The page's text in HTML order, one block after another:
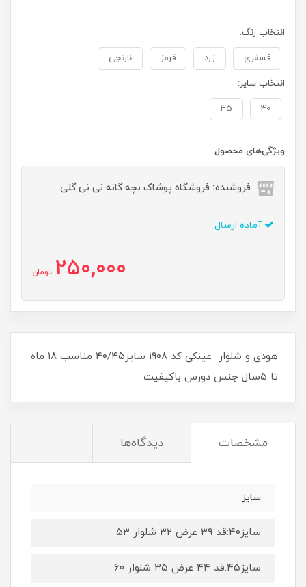
انتخاب رنگ:
فسفری زرد قرمز نارنجی
انتخاب سایز:
40
45
ویژگی‌های محصول
فروشنده: فروشگاه پوشاک بچه گانه نی نی گلی
آماده ارسال
250,000 تومان
هودی و شلوار عینکی کد ۱۹۰۸ سایز۴۰/۴۵ مناسب ۱۸ ماه
تا ۵سال جنس دورس باکیفیت
مشخصات دیدگاه‌ها
سایز
سایز۴۰:قد ۳۹ عرض ۳۲ شلوار ۵۳
سایز۴۵:قد ۴۴ عرض ۳۵ شلوار ۶۰